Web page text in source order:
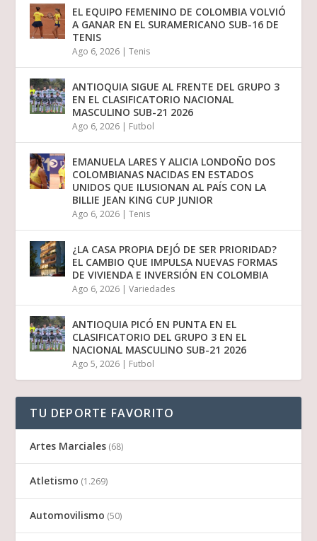
EL EQUIPO FEMENINO DE COLOMBIA VOLVIÓ
A GANAR EN EL SURAMERICANO SUB-16 DE
TENIS
Ago 6, 2026 |Tenis
ANTIOQUIA SIGUE AL FRENTE DEL GRUPO 3
EN EL CLASIFICATORIO NACIONAL
MASCULINO SUB-21 2026
Ago 6, 2026 | Futbol
EMANUELA LARES Y ALICIA LONDOÑO DOS
COLOMBIANAS NACIDAS EN ESTADOS
UNIDOS QUE ILUSIONAN AL PAÍS CON LA
BILLIE JEAN KING CUP JUNIOR
Ago 6, 2026 |Tenis
¿LA CASA PROPIA DEJÓ DE SER PRIORIDAD?
EL CAMBIO QUE IMPULSA NUEVAS FORMAS
DE VIVIENDA E INVERSIÓN EN COLOMBIA
Ago 6, 2026 |Variedades
ANTIOQUIA PICÓ EN PUNTA EN EL
CLASIFICATORIO DEL GRUPO 3 EN EL
NACIONAL MASCULINO SUB-21 2026
Ago 5, 2026 | Futbol
TU DEPORTE FAVORITO
Artes Marciales (68)
Atletismo (1.269)
Automovilismo (50)